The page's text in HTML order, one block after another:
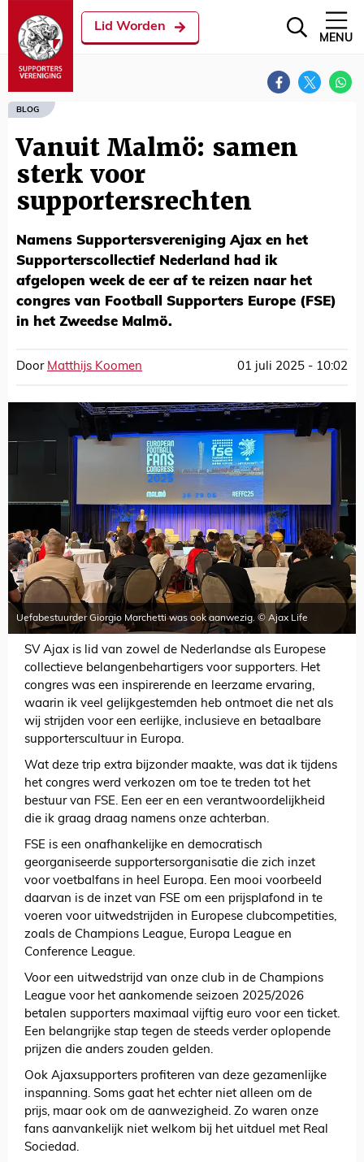
Lid Worden
MENU
BLOG
Vanuit Malmö: samen
sterk voor
supportersrechten
Namens Supportersvereniging Ajax en het
Supporterscollectief Nederland had ik
afgelopen week de eer af te reizen naar het
congres van Football Supporters Europe (FSE)
in het Zweedse Malmö.
Door Matthijs Koomen 01 juli 2025 - 10:02
Uefabestuurder Giorgio Marchetti was ook aanwezig. © Ajax Life
SV Ajax is lid van zowel de Nederlandse als Europese
collectieve belangenbehartigers voor supporters. Het
congres was een inspirerende en leerzame ervaring,
waarin ik veel gelijkgestemden heb ontmoet die net als
wij strijden voor een eerlijke, inclusieve en betaalbare
supporterscultuur in Europa.
Wat deze trip extra bijzonder maakte, was dat ik tijdens
het congres werd verkozen om toe te treden tot het
bestuur van FSE. Een eer en een verantwoordelijkheid
die ik graag draag namens onze achterban.
FSE is een onafhankelijke en democratisch
georganiseerde supportersorganisatie die zich inzet
voor voetbalfans in heel Europa. Een mooi voorbeeld
daarvan is de inzet van FSE om een prijsplafond in te
voeren voor uitwedstrijden in Europese clubcompetities,
zoals de Champions League, Europa League en
Conference League.
Voor een uitwedstrijd van onze club in de Champions
League voor het aankomende seizoen 2025/2026
betalen supporters maximaal vijftig euro voor een ticket.
Een belangrijke stap tegen de steeds verder oplopende
prijzen die anders zouden gelden.
Ook Ajaxsupporters profiteren van deze gezamenlijke
inspanning. Soms gaat het echter niet alleen om de
prijs, maar ook om de aanwezigheid. Zo waren onze
fans aanvankelijk niet welkom bij het uitduel met Real
Sociedad.